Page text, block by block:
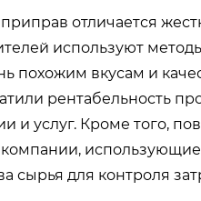
отличается
используют
похожим вкусам и
рентабельность
и услуг. Кроме того,
сырья для контроля